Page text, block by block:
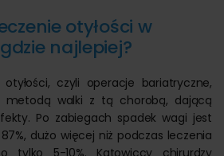
otyłości w
najlepiej?
czyli operacje bariatryczne,
metodą walki z tą chorobą, dającą
Po zabiegach spadek wagi jest
dużo więcej niż podczas leczenia
tylko 5-10%. Katowiccy chirurdzy